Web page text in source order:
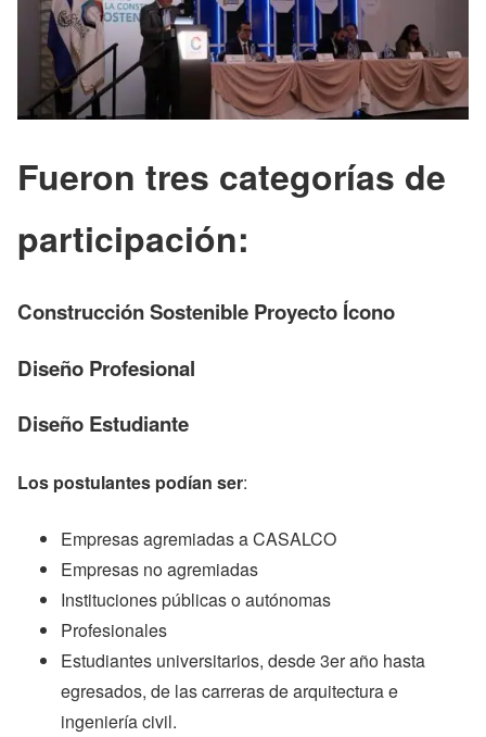
Fueron tres categorías de
participación:
Construcción Sostenible Proyecto Ícono
Diseño Profesional
Diseño Estudiante
Los postulantes podían ser:
Empresas agremiadas a CASALCO
Empresas no agremiadas
Instituciones públicas o autónomas
Profesionales
Estudiantes universitarios, desde 3er año hasta
egresados, de las carreras de arquitectura e
ingeniería civil.